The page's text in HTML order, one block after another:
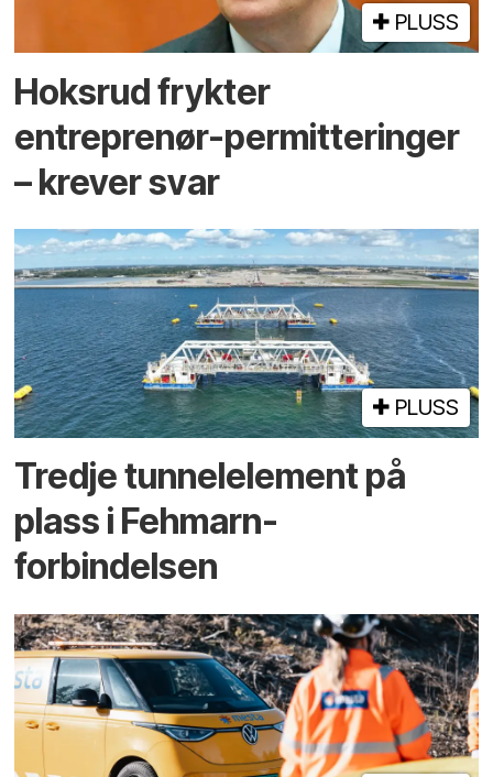
PLUSS
Hoksrud frykter
entreprenør-permitteringer
– krever svar
PLUSS
Tredje tunnel­element på
plass i Fehmarn-
forbindelsen